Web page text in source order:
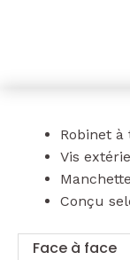
Robinet
Vis
Conçu
Face à face